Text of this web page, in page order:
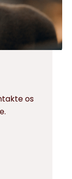
os